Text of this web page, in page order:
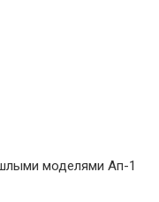
моделями Ап-1